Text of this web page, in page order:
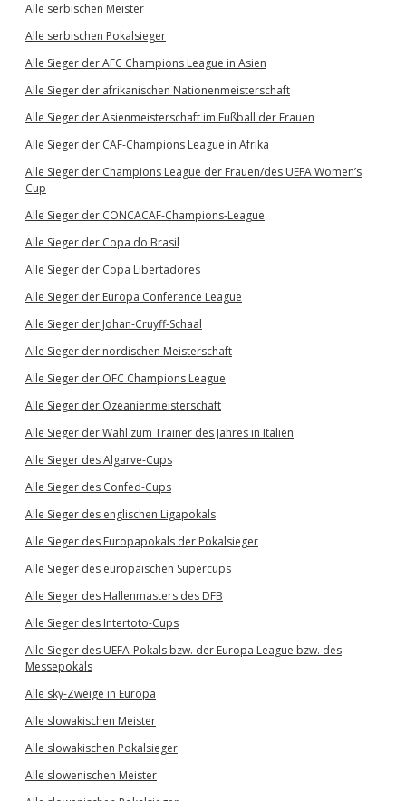
Alle serbischen Meister
Alle serbischen Pokalsieger
Alle Sieger der AFC Champions League in Asien
Alle Sieger der afrikanischen Nationenmeisterschaft
Alle Sieger der Asienmeisterschaft im Fußball der Frauen
Alle Sieger der CAF-Champions League in Afrika
Alle Sieger der Champions League der Frauen/des UEFA Women’s
Cup
Alle Sieger der CONCACAF-Champions-League
Alle Sieger der Copa do Brasil
Alle Sieger der Copa Libertadores
Alle Sieger der Europa Conference League
Alle Sieger der Johan-Cruyff-Schaal
Alle Sieger der nordischen Meisterschaft
Alle Sieger der OFC Champions League
Alle Sieger der Ozeanienmeisterschaft
Alle Sieger der Wahl zum Trainer des Jahres in Italien
Alle Sieger des Algarve-Cups
Alle Sieger des Confed-Cups
Alle Sieger des englischen Ligapokals
Alle Sieger des Europapokals der Pokalsieger
Alle Sieger des europäischen Supercups
Alle Sieger des Hallenmasters des DFB
Alle Sieger des Intertoto-Cups
Alle Sieger des UEFA-Pokals bzw. der Europa League bzw. des
Messepokals
Alle sky-Zweige in Europa
Alle slowakischen Meister
Alle slowakischen Pokalsieger
Alle slowenischen Meister